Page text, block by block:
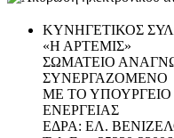
ΚΥΝΗΓΕΤΙΚΟΣ
«Η ΑΡΤΕΜΙΣ»
ΣΩΜΑΤΕΙΟ
ΣΥΝΕΡΓΑΖΟΜΕΝΟ
ΜΕ ΤΟ
ΕΝΕΡΓΕΙΑΣ
ΕΔΡΑ: ΕΛ.